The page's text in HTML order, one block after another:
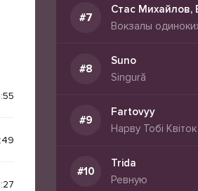
Стас Михайлов,
Вокзалы
Suno
Singură
Fartovyy
Нарву Тобі Квіток
Trida
Ревную